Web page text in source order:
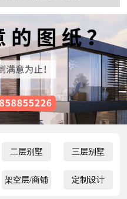
二层别墅 三层别墅
架空层/商铺 定制设计